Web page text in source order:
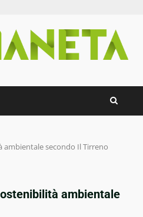
ambientale secondo Il Tirreno
ambientale